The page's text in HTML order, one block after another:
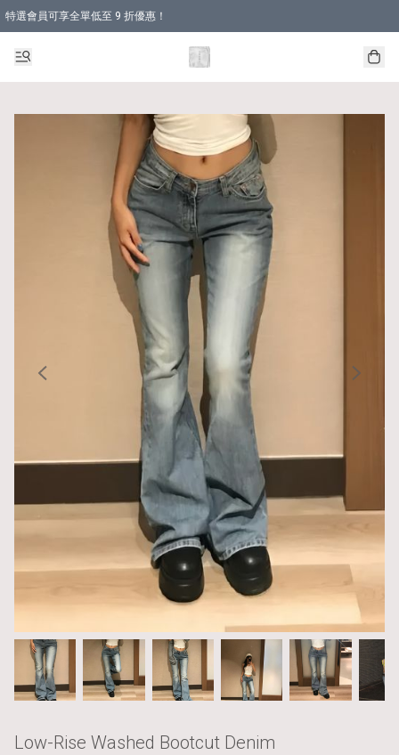
特選會員可享全單低至 9 折優惠！
Low-Rise Washed Bootcut Denim